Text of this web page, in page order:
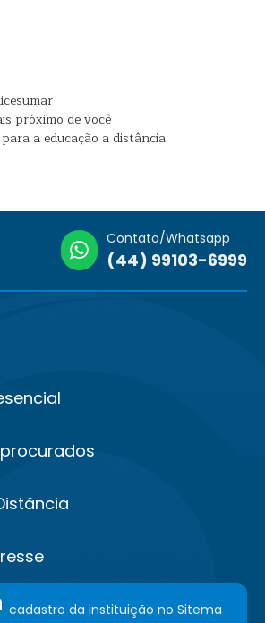
próximo de você
a educação a distância
Contato/Whatsapp
(44) 99103-6999
cadastro da instituição no Sitema